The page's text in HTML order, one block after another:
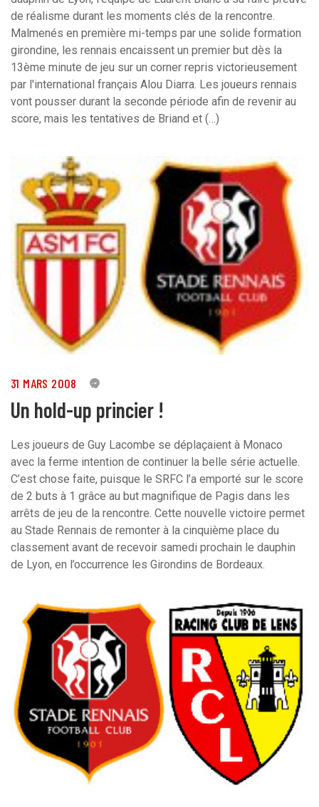
de réalisme durant les moments clés de la rencontre.
Malmenés en première mi-temps par une solide formation
girondine, les rennais encaissent un premier but dès la
13ème minute de jeu sur un corner repris victorieusement
par l'international français Alou Diarra. Les joueurs rennais
vont pousser durant la seconde période afin de revenir au
score, mais les tentatives de Briand et (…)
31 MARS 2008 0
Un hold-up princier !
Les joueurs de Guy Lacombe se déplaçaient à Monaco
avec la ferme intention de continuer la belle série actuelle.
C’est chose faite, puisque le SRFC l’a emporté sur le score
de 2 buts à 1 grâce au but magnifique de Pagis dans les
arrêts de jeu de la rencontre. Cette nouvelle victoire permet
au Stade Rennais de remonter à la cinquième place du
classement avant de recevoir samedi prochain le dauphin
de Lyon, en l’occurrence les Girondins de Bordeaux.